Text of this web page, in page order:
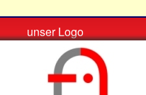
unser Logo